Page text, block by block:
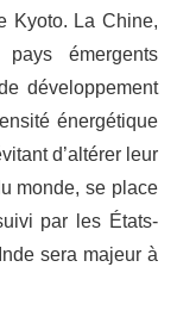
Kyoto. La Chine,
émergents
développement
énergétique
d’altérer leur
monde, se place
par les États-
sera majeur à